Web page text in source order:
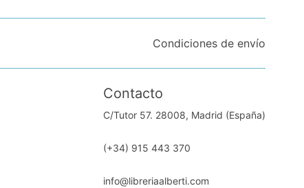
Condiciones de envío
Contacto
C/Tutor 57. 28008, Madrid (España)
(+34) 915 443 370
info@libreriaalberti.com